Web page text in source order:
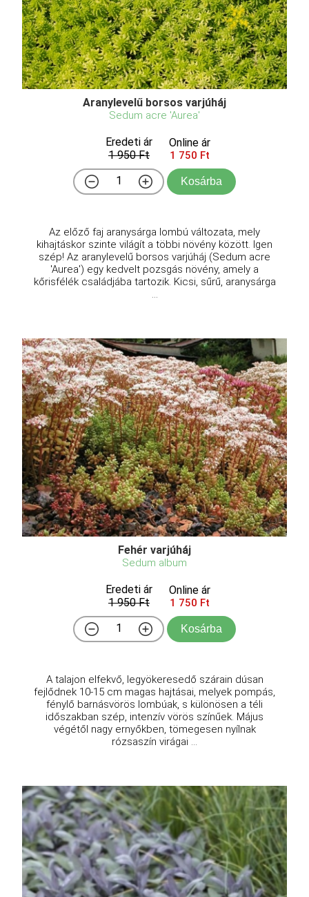
Aranylevelű borsos varjúháj
Sedum acre 'Aurea'
Eredeti ár
1 950 Ft
Online ár
1 750 Ft
Kosárba
Az előző faj aranysárga lombú változata, mely
kihajtáskor szinte világít a többi növény között. Igen
szép! Az aranylevelű borsos varjúháj (Sedum acre
'Aurea') egy kedvelt pozsgás növény, amely a
kőrisfélék családjába tartozik. Kicsi, sűrű, aranysárga
...
Fehér varjúháj
Sedum album
Eredeti ár
1 950 Ft
Online ár
1 750 Ft
Kosárba
A talajon elfekvő, legyökeresedő szárain dúsan
fejlődnek 10-15 cm magas hajtásai, melyek pompás,
fénylő barnásvörös lombúak, s különösen a téli
időszakban szép, intenzív vörös színűek. Május
végétől nagy ernyőkben, tömegesen nyílnak
rózsaszín virágai ...